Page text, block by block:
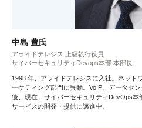
中島 豊氏
アライドテレシス 上級執行役員
サイバーセキュリティDevops本部 本部長
1998 年、アライドテレシスに入社。ネット
ーケティング部門に異動。VoIP、データセ
後、現在、サイバーセキュリティDevOps本
サービスの開発・提供に邁進中。